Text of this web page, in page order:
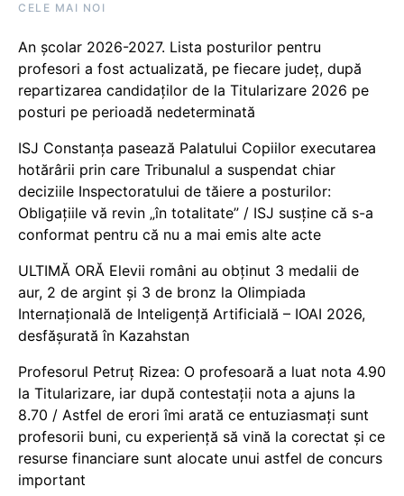
CELE MAI NOI
An școlar 2026-2027. Lista posturilor pentru
profesori a fost actualizată, pe fiecare județ, după
repartizarea candidaților de la Titularizare 2026 pe
posturi pe perioadă nedeterminată
ISJ Constanța pasează Palatului Copiilor executarea
hotărârii prin care Tribunalul a suspendat chiar
deciziile Inspectoratului de tăiere a posturilor:
Obligațiile vă revin „în totalitate” / ISJ susține că s-a
conformat pentru că nu a mai emis alte acte
ULTIMĂ ORĂ Elevii români au obținut 3 medalii de
aur, 2 de argint și 3 de bronz la Olimpiada
Internațională de Inteligență Artificială – IOAI 2026,
desfășurată în Kazahstan
Profesorul Petruț Rizea: O profesoară a luat nota 4.90
la Titularizare, iar după contestații nota a ajuns la
8.70 / Astfel de erori îmi arată ce entuziasmați sunt
profesorii buni, cu experiență să vină la corectat și ce
resurse financiare sunt alocate unui astfel de concurs
important